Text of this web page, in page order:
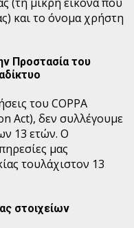
και το όνομα χρήστη
Προστασία του
του COPPA
Act), δεν συλλέγουμε
13 ετών. Ο
μας
τουλάχιστον 13
στοιχείων